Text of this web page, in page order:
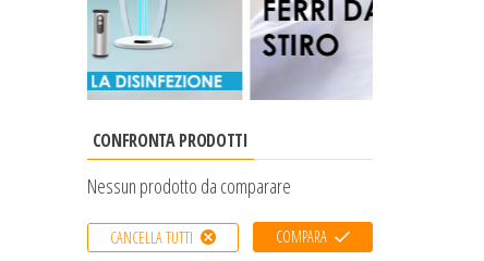
CONFRONTA PRODOTTI
Nessun prodotto da comparare
CANCELLA TUTTI COMPARA